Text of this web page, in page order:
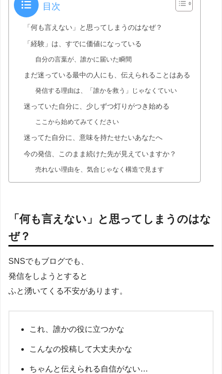
目次
「何も言えない」と思ってしまうのはなぜ？
「経験」は、すでに価値になっている
自分の言葉が、誰かに届いた瞬間
まだ迷っている最中の人にも、伝えられることはある
発信する理由は、「誰かを救う」じゃなくていい
迷っていた自分に、少しずつ灯りがつき始める
ここから始めてみてください
迷ってた自分に、意味を持たせたいあなたへ
今の発信、このまま続けた先が見えていますか？
売れない理由を、気合じゃなく構造で見ます
「何も言えない」と思ってしまうのはな
ぜ？
SNSでもブログでも、
発信をしようとすると
ふと湧いてくる不安があります。
これ、誰かの役に立つかな
こんなの投稿して大丈夫かな
ちゃんと伝えられる自信がない…